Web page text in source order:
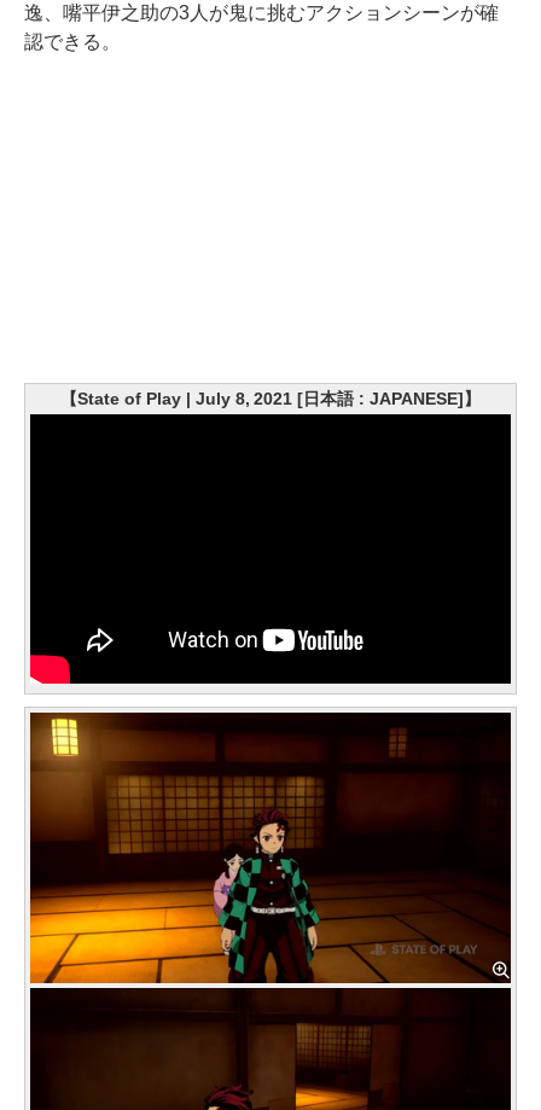
逸、嘴平伊之助の3人が鬼に挑むアクションシーンが確
認できる。
【State of Play | July 8, 2021 [日本語 : JAPANESE]】